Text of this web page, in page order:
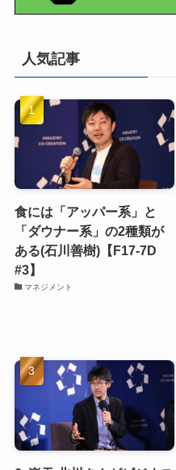
人気記事
食には「アッパー系」と
「ダウナー系」の2種類が
ある(石川善樹)【F17-7D
#3】
マネジメント